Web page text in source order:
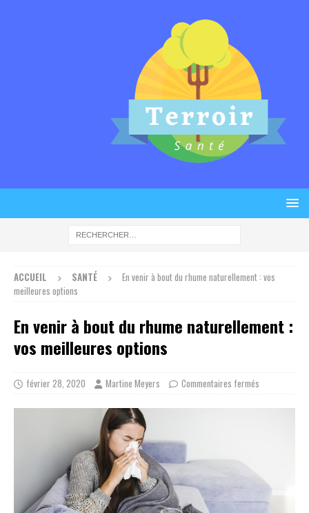
ACCUEIL SANTÉ
En venir à bout du rhume naturellement : vos
meilleures options
En venir à bout du rhume naturellement :
vos meilleures options
février 28, 2020 Martine Meyers Commentaires fermés